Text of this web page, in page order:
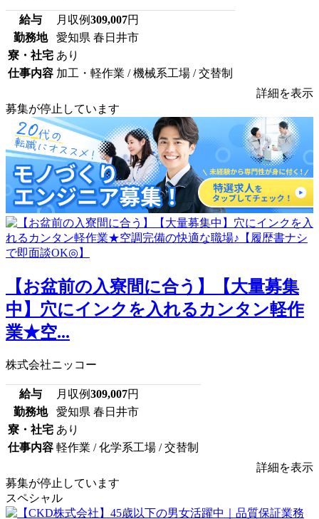
給与 月収例309,007円
勤務地
愛知県 春日井市
寮・社宅 あり
仕事内容 加工・軽作業 / 機械系工場 / 交替制
詳細を表示
募集が停止しています
【お盆前の入寮間に合う】【大量募集
中】穴にインクを入れるカンタン軽作
業★空...
株式会社ニッコー
給与 月収例309,007円
勤務地
愛知県 春日井市
寮・社宅 あり
仕事内容 軽作業 / 化学系工場 / 交替制
詳細を表示
募集が停止しています
スペシャル